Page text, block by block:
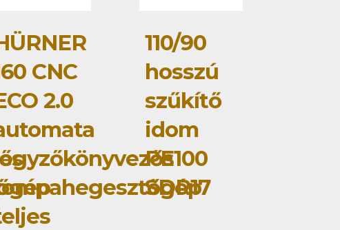
CNC
2.0
110/90
hosszú
szűkítő
idom
PE100
SDR17